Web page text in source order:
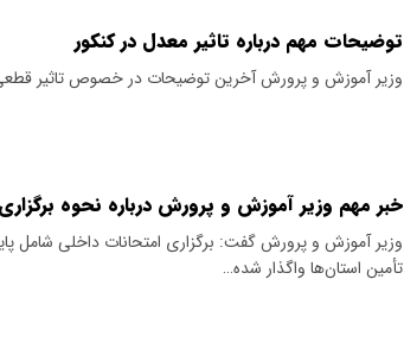
توضیحات مهم درباره تاثیر معدل در کنکور
وزیر آموزش و پرورش آخرین توضیحات در خصوص تاثیر
خبر مهم وزیر آموزش و پرورش درباره نحوه
وزیر آموزش و پرورش گفت: برگزاری امتحانات داخلی شامل
تأمین استان‌ها واگذار شده…